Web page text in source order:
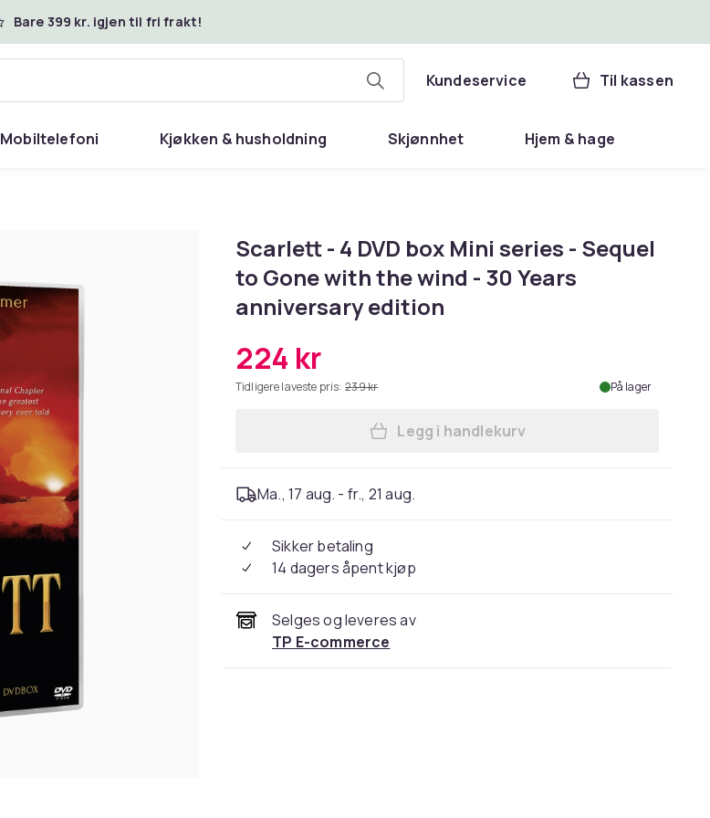
Bare 399 kr. igjen til fri frakt!
Kundeservice Til kassen
Mobiltelefoni Kjøkken & husholdning Skjønnhet Hjem & hage
Scarlett - 4 DVD box Mini series - Sequel
to Gone with the wind - 30 Years
anniversary edition
224 kr
Tidligere laveste pris: 239 kr På lager
Legg Scarlett - 4 DVD box Mini
Legg i handlekurv
Ma., 17 aug. - fr., 21 aug.
Sikker betaling
14 dagers åpent kjøp
Selges og leveres av
TP E-commerce